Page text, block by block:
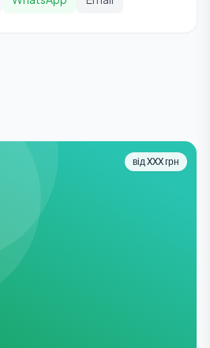
від XXX грн